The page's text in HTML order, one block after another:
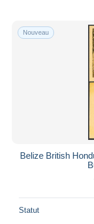
Nouveau
Belize British
Statut